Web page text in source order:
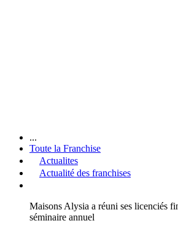
...
Toute la Franchise
Actualites
Actualité des franchises
Maisons Alysia a réuni ses licenciés
séminaire annuel